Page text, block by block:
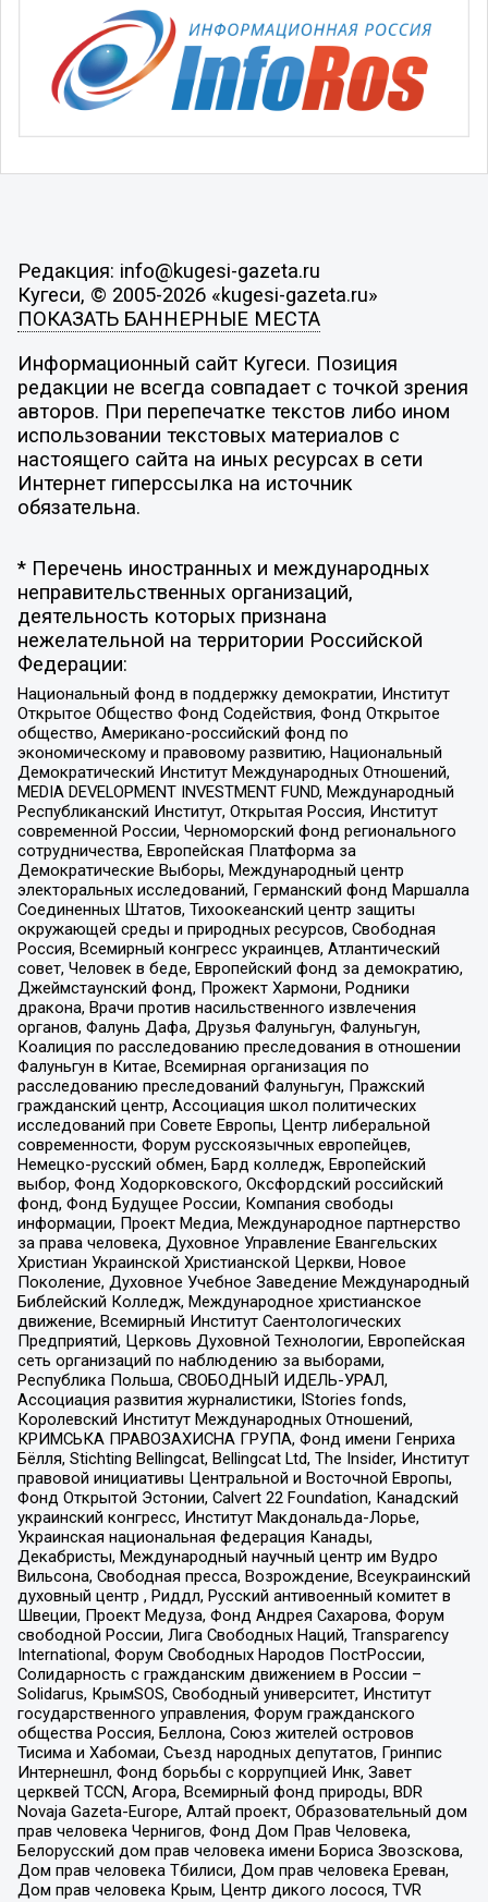
Редакция: info@kugesi-gazeta.ru
Кугеси, © 2005-2026 «kugesi-gazeta.ru»
ПОКАЗАТЬ БАННЕРНЫЕ МЕСТА
Информационный сайт Кугеси. Позиция
редакции не всегда совпадает с точкой зрения
авторов. При перепечатке текстов либо ином
использовании текстовых материалов с
настоящего сайта на иных ресурсах в сети
Интернет гиперссылка на источник
обязательна.
* Перечень иностранных и международных
неправительственных организаций,
деятельность которых признана
нежелательной на территории Российской
Федерации:
Национальный фонд в поддержку демократии, Институт
Открытое Общество Фонд Содействия, Фонд Открытое
общество, Американо-российский фонд по
экономическому и правовому развитию, Национальный
Демократический Институт Международных Отношений,
MEDIA DEVELOPMENT INVESTMENT FUND, Международный
Республиканский Институт, Открытая Россия, Институт
современной России, Черноморский фонд регионального
сотрудничества, Европейская Платформа за
Демократические Выборы, Международный центр
электоральных исследований, Германский фонд Маршалла
Соединенных Штатов, Тихоокеанский центр защиты
окружающей среды и природных ресурсов, Свободная
Россия, Всемирный конгресс украинцев, Атлантический
совет, Человек в беде, Европейский фонд за демократию,
Джеймстаунский фонд, Прожект Хармони, Родники
дракона, Врачи против насильственного извлечения
органов, Фалунь Дафа, Друзья Фалуньгун, Фалуньгун,
Коалиция по расследованию преследования в отношении
Фалуньгун в Китае, Всемирная организация по
расследованию преследований Фалуньгун, Пражский
гражданский центр, Ассоциация школ политических
исследований при Совете Европы, Центр либеральной
современности, Форум русскоязычных европейцев,
Немецко-русский обмен, Бард колледж, Европейский
выбор, Фонд Ходорковского, Оксфордский российский
фонд, Фонд Будущее России, Компания свободы
информации, Проект Медиа, Международное партнерство
за права человека, Духовное Управление Евангельских
Христиан Украинской Христианской Церкви, Новое
Поколение, Духовное Учебное Заведение Международный
Библейский Колледж, Международное христианское
движение, Всемирный Институт Саентологических
Предприятий, Церковь Духовной Технологии, Европейская
сеть организаций по наблюдению за выборами,
Республика Польша, СВОБОДНЫЙ ИДЕЛЬ-УРАЛ,
Ассоциация развития журналистики, IStories fonds,
Королевский Институт Международных Отношений,
КРИМСЬКА ПРАВОЗАХИСНА ГРУПА, Фонд имени Генриха
Бёлля, Stichting Bellingcat, Bellingcat Ltd, The Insider, Институт
правовой инициативы Центральной и Восточной Европы,
Фонд Открытой Эстонии, Calvert 22 Foundation, Канадский
украинский конгресс, Институт Макдональда-Лорье,
Украинская национальная федерация Канады,
Декабристы, Международный научный центр им Вудро
Вильсона, Свободная пресса, Возрождение, Всеукраинский
духовный центр , Риддл, Русский антивоенный комитет в
Швеции, Проект Медуза, Фонд Андрея Сахарова, Форум
свободной России, Лига Свободных Наций, Transparеncy
International, Форум Свободных Народов ПостРоссии,
Солидарность с гражданским движением в России –
Solidarus, КрымSOS, Свободный университет, Институт
государственного управления, Форум гражданского
общества Россия, Беллона, Союз жителей островов
Тисима и Хабомаи, Съезд народных депутатов, Гринпис
Интернешнл, Фонд борьбы с коррупцией Инк, Завет
церквей TCCN, Агора, Всемирный фонд природы, BDR
Novaja Gazeta-Europe, Алтай проект, Образовательный дом
прав человека Чернигов, Фонд Дом Прав Человека,
Белорусский дом прав человека имени Бориса Звозскова,
Дом прав человека Тбилиси, Дом прав человека Ереван,
Дом прав человека Крым, Центр дикого лосося, TVR